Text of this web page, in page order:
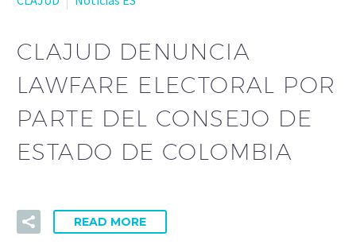
CLAJUD DENUNCIA
LAWFARE ELECTORAL POR
PARTE DEL CONSEJO DE
ESTADO DE COLOMBIA
READ MORE